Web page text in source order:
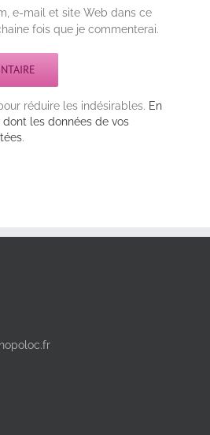
e-mail et site Web dans ce
fois que je commenterai.
réduire les indésirables. En
les données de vos
.